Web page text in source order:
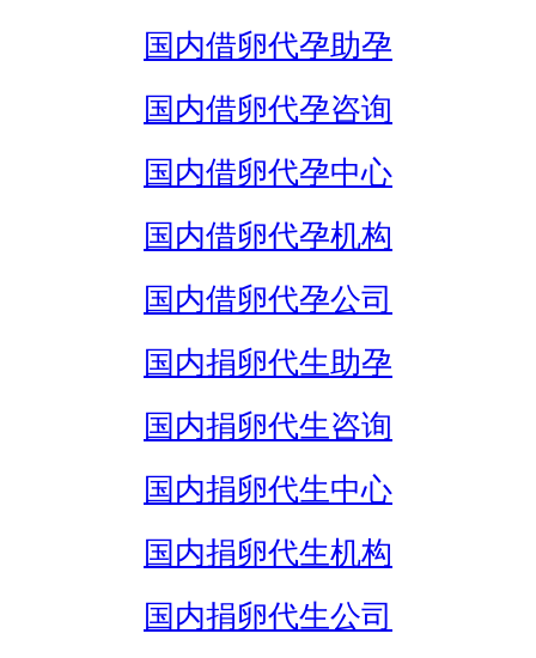
国内借卵代孕助孕
国内借卵代孕咨询
国内借卵代孕中心
国内借卵代孕机构
国内借卵代孕公司
国内捐卵代生助孕
国内捐卵代生咨询
国内捐卵代生中心
国内捐卵代生机构
国内捐卵代生公司